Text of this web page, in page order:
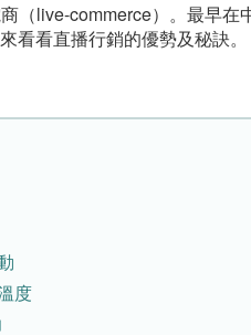
（live-commerce）。最早在
看看直播行銷的優勢及秘訣。
度